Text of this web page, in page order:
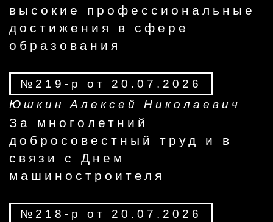
высокие профессиональные
достижения в сфере
образования
№219-р от 20.07.2026
Юшкин Алексей Николаевич
За многолетний
добросовестный труд и в
связи с Днем
машиностроителя
№218-р от 20.07.2026